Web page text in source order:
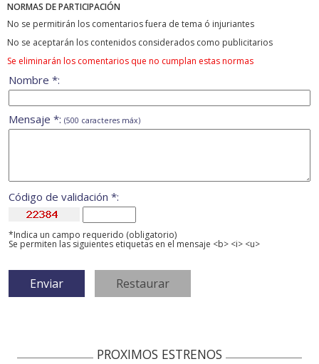
NORMAS DE PARTICIPACIÓN
No se permitirán los comentarios fuera de tema ó injuriantes
No se aceptarán los contenidos considerados como publicitarios
Se eliminarán los comentarios que no cumplan estas normas
Nombre *:
Mensaje *: (500 caracteres máx)
Código de validación *:
*Indica un campo requerido (obligatorio)
Se permiten las siguientes etiquetas en el mensaje <b> <i> <u>
PROXIMOS ESTRENOS